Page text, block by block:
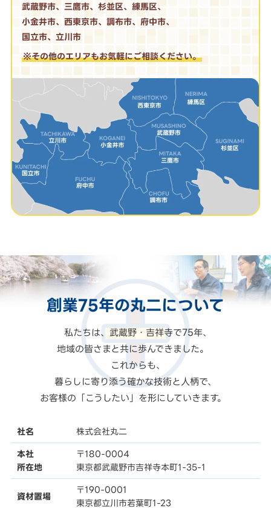
武蔵野市、三鷹市、杉並区、練馬区、
小金井市、西東京市、調布市、府中市、
国立市、立川市
※その他のエリアもお気軽にご相談ください。
創業75年の丸二について
私たちは、武蔵野・吉祥寺で75年、
地域の皆さまと共に歩んできました。
これからも、
暮らしに寄り添う確かな技術と人柄で、
お客様の「こうしたい」を形にしていきます。
社名 株式会社丸二
本社
所在地
〒180-0004
東京都武蔵野市吉祥寺本町1-35-1
資材置場
〒190-0001
東京都立川市若葉町1-23